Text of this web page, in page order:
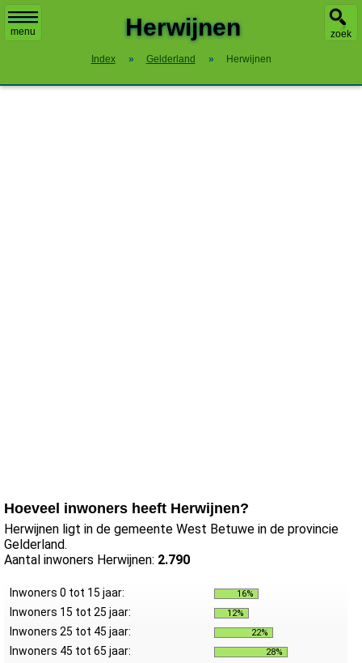
menu zoek
Herwijnen
Index » Gelderland » Herwijnen
Hoeveel inwoners heeft Herwijnen?
Herwijnen ligt in de gemeente West Betuwe in de provincie
Gelderland.
Aantal inwoners Herwijnen: 2.790
Inwoners 0 tot 15 jaar: 16%
Inwoners 15 tot 25 jaar: 12%
Inwoners 25 tot 45 jaar: 22%
Inwoners 45 tot 65 jaar: 28%